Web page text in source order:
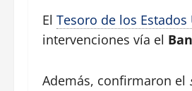
El Tesoro de los Estados
intervenciones vía el
Además, confirmaron el